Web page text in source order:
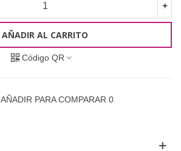
+
AÑADIR AL CARRITO
Código QR
AÑADIR PARA COMPARAR 0